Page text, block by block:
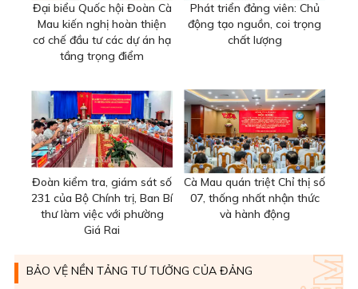
Đại biểu Quốc hội Đoàn Cà
Mau kiến nghị hoàn thiện
cơ chế đầu tư các dự án hạ
tầng trọng điểm
Phát triển đảng viên: Chủ
động tạo nguồn, coi trọng
chất lượng
Đoàn kiểm tra, giám sát số
231 của Bộ Chính trị, Ban Bí
thư làm việc với phường
Giá Rai
Cà Mau quán triệt Chỉ thị số
07, thống nhất nhận thức
và hành động
BẢO VỆ NỀN TẢNG TƯ TƯỞNG CỦA ĐẢNG